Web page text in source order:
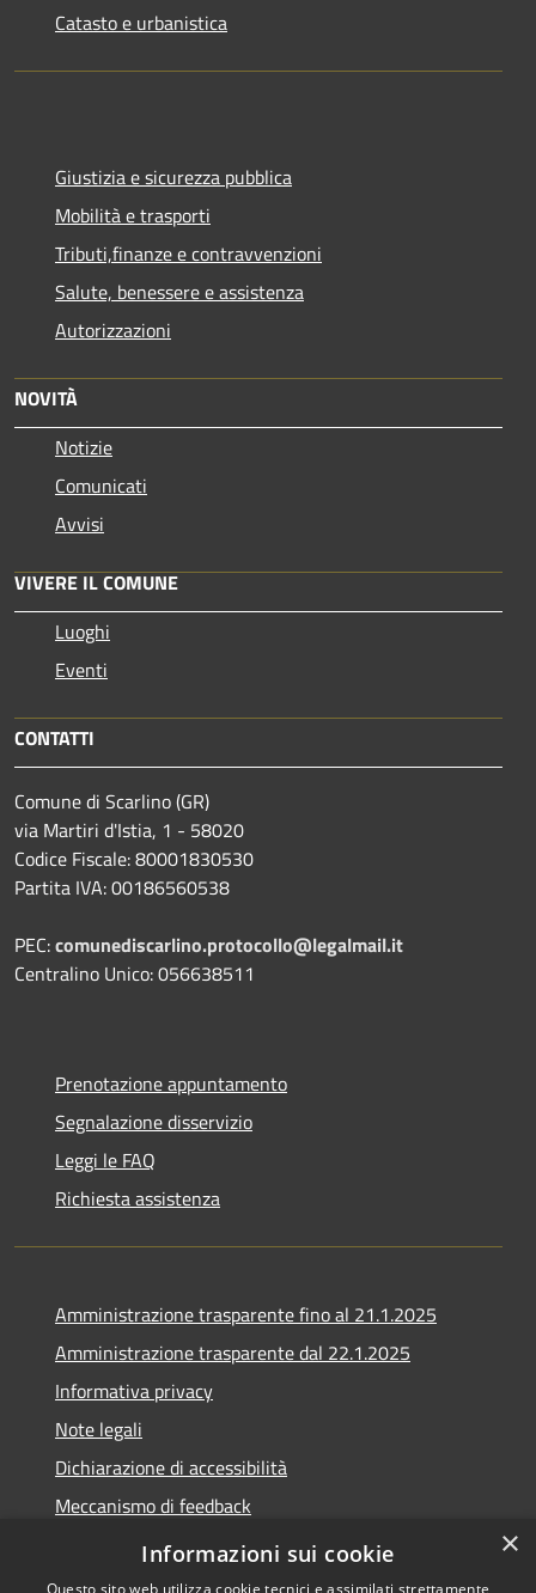
Catasto e urbanistica
Giustizia e sicurezza pubblica
Mobilità e trasporti
Tributi,finanze e contravvenzioni
Salute, benessere e assistenza
Autorizzazioni
NOVITÀ
Notizie
Comunicati
Avvisi
VIVERE IL COMUNE
Luoghi
Eventi
CONTATTI
Comune di Scarlino (GR)
via Martiri d'Istia, 1 - 58020
Codice Fiscale: 80001830530
Partita IVA: 00186560538
PEC:comunediscarlino.protocollo@legalmail.it
Centralino Unico: 056638511
Prenotazione appuntamento
Segnalazione disservizio
Leggi le FAQ
Richiesta assistenza
Amministrazione trasparente fino al 21.1.2025
Amministrazione trasparente dal 22.1.2025
Informativa privacy
Note legali
Dichiarazione di accessibilità
Meccanismo di feedback
Whistleblowing
×
Informazioni sui cookie
Questo sito web utilizza cookie tecnici e assimilati strettamente